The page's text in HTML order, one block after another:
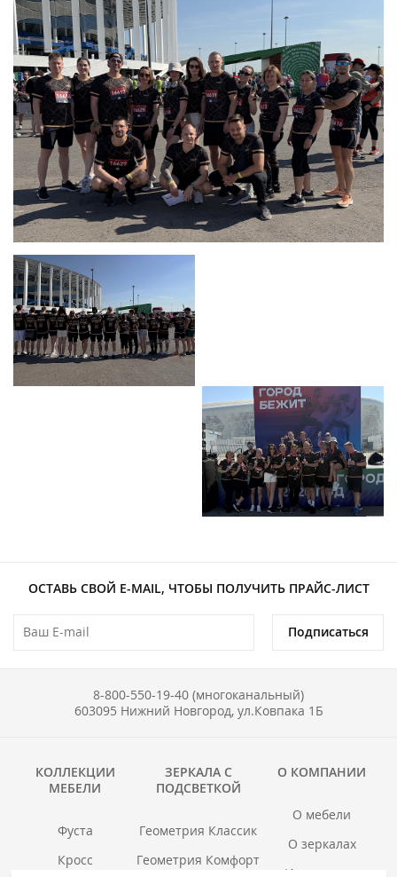
ОСТАВЬ СВОЙ E-MAIL, ЧТОБЫ ПОЛУЧИТЬ ПРАЙС-ЛИСТ
Подписаться
8-800-550-19-40 (многоканальный)
603095 Нижний Новгород, ул.Ковпака 1Б
КОЛЛЕКЦИИ
МЕБЕЛИ
Фуста
Кросс
ЗЕРКАЛА С
ПОДСВЕТКОЙ
Геометрия Классик
Геометрия Комфорт
О КОМПАНИИ
О мебели
О зеркалах
Инструкции